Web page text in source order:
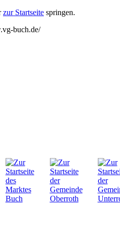
zur Startseite springen.
buch.de/